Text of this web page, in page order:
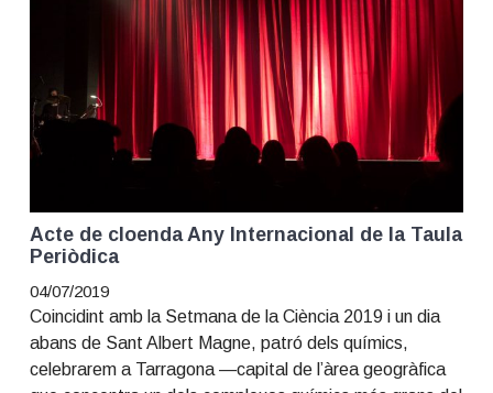
Acte de cloenda Any Internacional de la Taula
Periòdica
04/07/2019
Coincidint amb la Setmana de la Ciència 2019 i un dia
abans de Sant Albert Magne, patró dels químics,
celebrarem a Tarragona —capital de l’àrea geogràfica